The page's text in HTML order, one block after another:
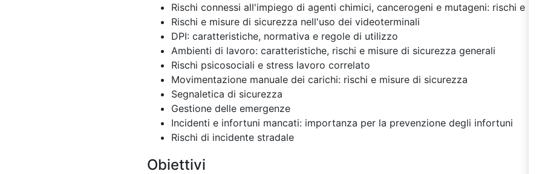
Rischi connessi all'impiego di agenti chimici, cancerogeni e mutageni: rischi e
Rischi e misure di sicurezza nell'uso dei videoterminali
DPI: caratteristiche, normativa e regole di utilizzo
Ambienti di lavoro: caratteristiche, rischi e misure di sicurezza generali
Rischi psicosociali e stress lavoro correlato
Movimentazione manuale dei carichi: rischi e misure di sicurezza
Segnaletica di sicurezza
Gestione delle emergenze
Incidenti e infortuni mancati: importanza per la prevenzione degli infortuni
Rischi di incidente stradale
Obiettivi